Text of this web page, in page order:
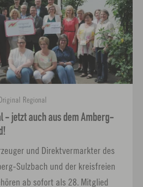
Regional
- jetzt auch aus dem Amberg-
und Direktvermarkter des
Sulzbach und der kreisfreien
ab sofort als 28. Mitglied